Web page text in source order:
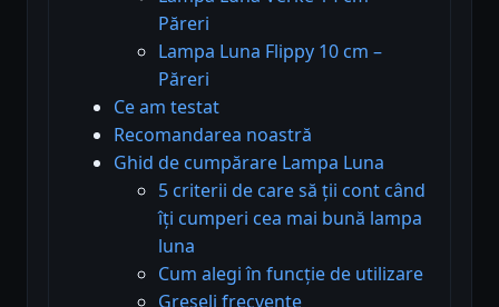
Păreri
Lampa Luna Flippy 10 cm –
Păreri
Ce am testat
Recomandarea noastră
Ghid de cumpărare Lampa Luna
5 criterii de care să ții cont când
îți cumperi cea mai bună lampa
luna
Cum alegi în funcție de utilizare
Greșeli frecvente